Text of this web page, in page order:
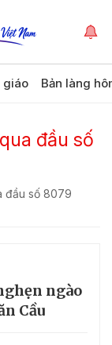
giáo Bản làng
đầu số
đầu số 8079
ngào
Cầu